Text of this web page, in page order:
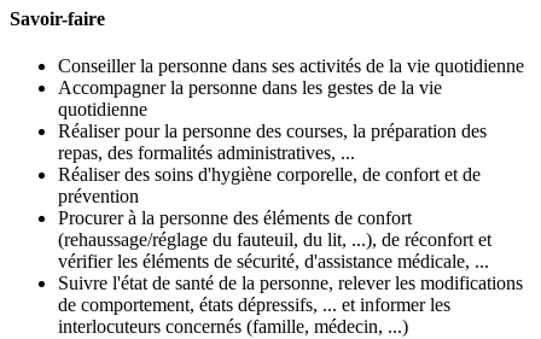
Savoir-faire
Conseiller la personne dans ses activités de la vie quotidienne
Accompagner la personne dans les gestes de la vie
quotidienne
Réaliser pour la personne des courses, la préparation des
repas, des formalités administratives, ...
Réaliser des soins d'hygiène corporelle, de confort et de
prévention
Procurer à la personne des éléments de confort
(rehaussage/réglage du fauteuil, du lit, ...), de réconfort et
vérifier les éléments de sécurité, d'assistance médicale, ...
Suivre l'état de santé de la personne, relever les modifications
de comportement, états dépressifs, ... et informer les
interlocuteurs concernés (famille, médecin, ...)